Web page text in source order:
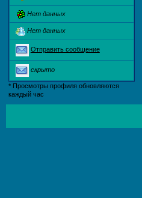
Нет данных
Нет данных
Отправить сообщение
скрыто
* Просмотры профиля обновляются
каждый час